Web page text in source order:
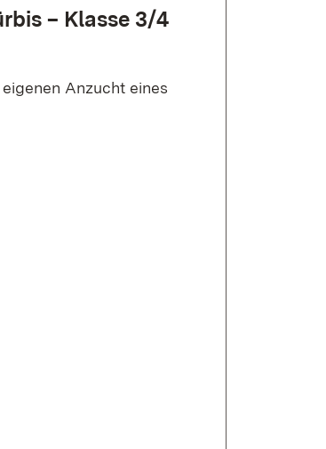
– Klasse 3/4
Anzucht eines